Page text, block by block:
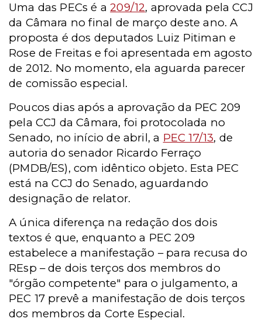
Uma das PECs é a209/12, aprovada pela CCJ
da Câmara no final de março deste ano. A
proposta é dos deputados Luiz Pitiman e
Rose de Freitas e foi apresentada em agosto
de 2012. No momento, ela aguarda parecer
de comissão especial.
Poucos dias após a aprovação da PEC 209
pela CCJ da Câmara, foi protocolada no
Senado, no início de abril, a PEC 17/13, de
autoria do senador Ricardo Ferraço
(PMDB/ES), com idêntico objeto. Esta PEC
está na CCJ do Senado, aguardando
designação de relator.
A única diferença na redação dos dois
textos é que, enquanto a PEC 209
estabelece a manifestação – para recusa do
REsp – de dois terços dos membros do
"órgão competente" para o julgamento, a
PEC 17 prevê a manifestação de dois terços
dos membros da Corte Especial.